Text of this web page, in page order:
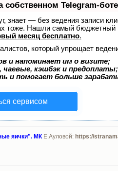
собственном Telegram-боте
знает — без ведения записи
тоже. Нашли самый бюджетный
месяц бесплатно.
который упрощает
и напоминает им о визите;
чаевые, кэшбэк и предоплаты;
и помогает больше
сервисом
яички". МКЕ.Ауловой: https://